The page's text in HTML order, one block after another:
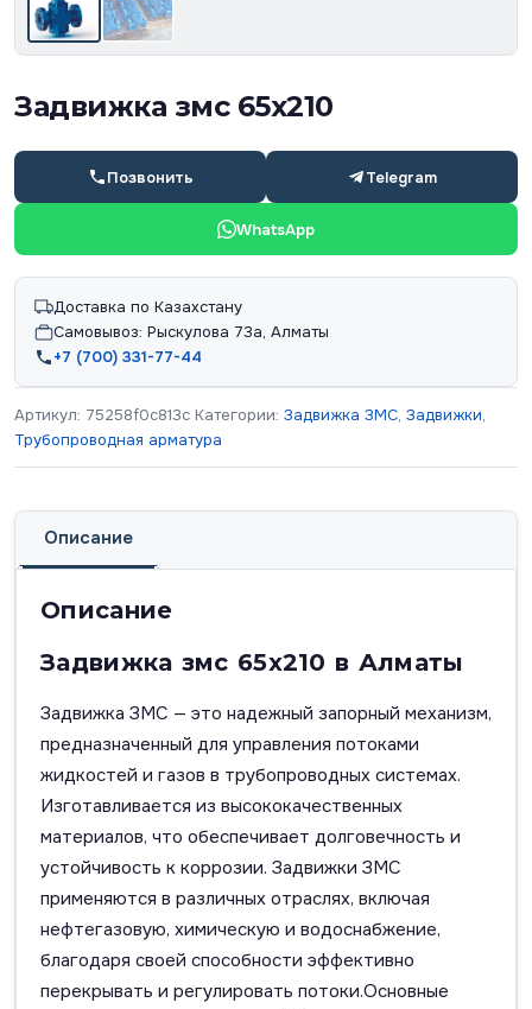
Задвижка змс 65х210
Позвонить Telegram
WhatsApp
Доставка по Казахстану
Самовывоз: Рыскулова 73а, Алматы
+7 (700) 331-77-44
Артикул: 75258f0c813c Категории: Задвижка ЗМС, Задвижки,
Трубопроводная арматура
Описание
Описание
Задвижка змс 65х210 в Алматы
Задвижка ЗМС — это надежный запорный механизм,
предназначенный для управления потоками
жидкостей и газов в трубопроводных системах.
Изготавливается из высококачественных
материалов, что обеспечивает долговечность и
устойчивость к коррозии. Задвижки ЗМС
применяются в различных отраслях, включая
нефтегазовую, химическую и водоснабжение,
благодаря своей способности эффективно
перекрывать и регулировать потоки.Основные